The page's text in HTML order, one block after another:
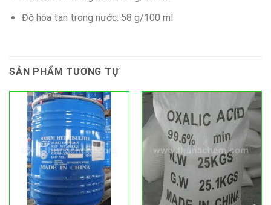
Độ hòa tan trong nước: 58 g/100 ml
SẢN PHẨM TƯƠNG TỰ